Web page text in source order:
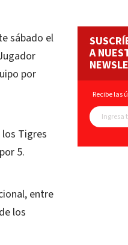
sábado el
por
Tigres
5.
entre
los
A
Recibe las